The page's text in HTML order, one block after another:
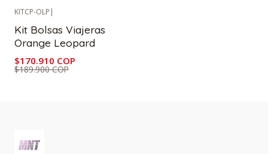
KITCP-OLP |
Kit Bolsas Viajeras
Orange Leopard
$170.910 COP
$189.900 COP